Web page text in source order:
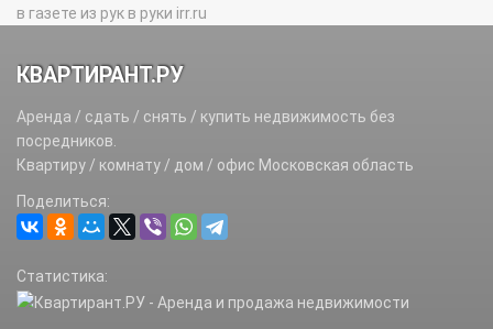
в газете из рук в руки irr.ru
КВАРТИРАНТ.РУ
Аренда / сдать / снять / купить недвижимость без
посредников.
Квартиру / комнату / дом / офис Московская область
Поделиться:
Статистика: